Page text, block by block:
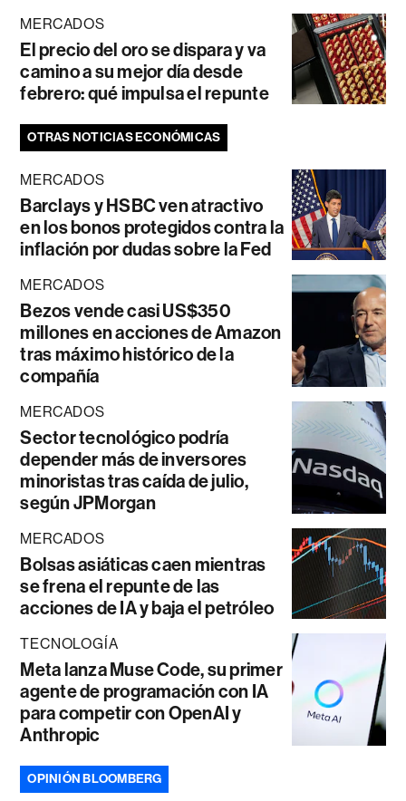
MERCADOS
El precio del oro se dispara y va
camino a su mejor día desde
febrero: qué impulsa el repunte
OTRAS NOTICIAS ECONÓMICAS
MERCADOS
Barclays y HSBC ven atractivo
en los bonos protegidos contra la
inflación por dudas sobre la Fed
MERCADOS
Bezos vende casi US$350
millones en acciones de Amazon
tras máximo histórico de la
compañía
MERCADOS
Sector tecnológico podría
depender más de inversores
minoristas tras caída de julio,
según JPMorgan
MERCADOS
Bolsas asiáticas caen mientras
se frena el repunte de las
acciones de IA y baja el petróleo
TECNOLOGÍA
Meta lanza Muse Code, su primer
agente de programación con IA
para competir con OpenAI y
Anthropic
OPINIÓN BLOOMBERG